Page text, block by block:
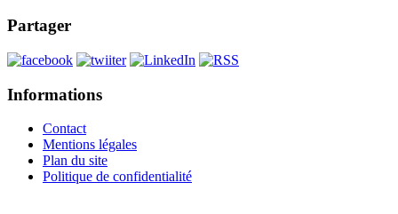
Partager
Informations
Contact
Mentions légales
Plan du site
Politique de confidentialité